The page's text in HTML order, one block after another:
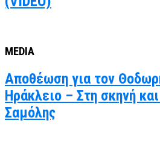
MEDIA
Αποθέωση για τον
Ηράκλειο – Στη σκηνή
Σαμόλης